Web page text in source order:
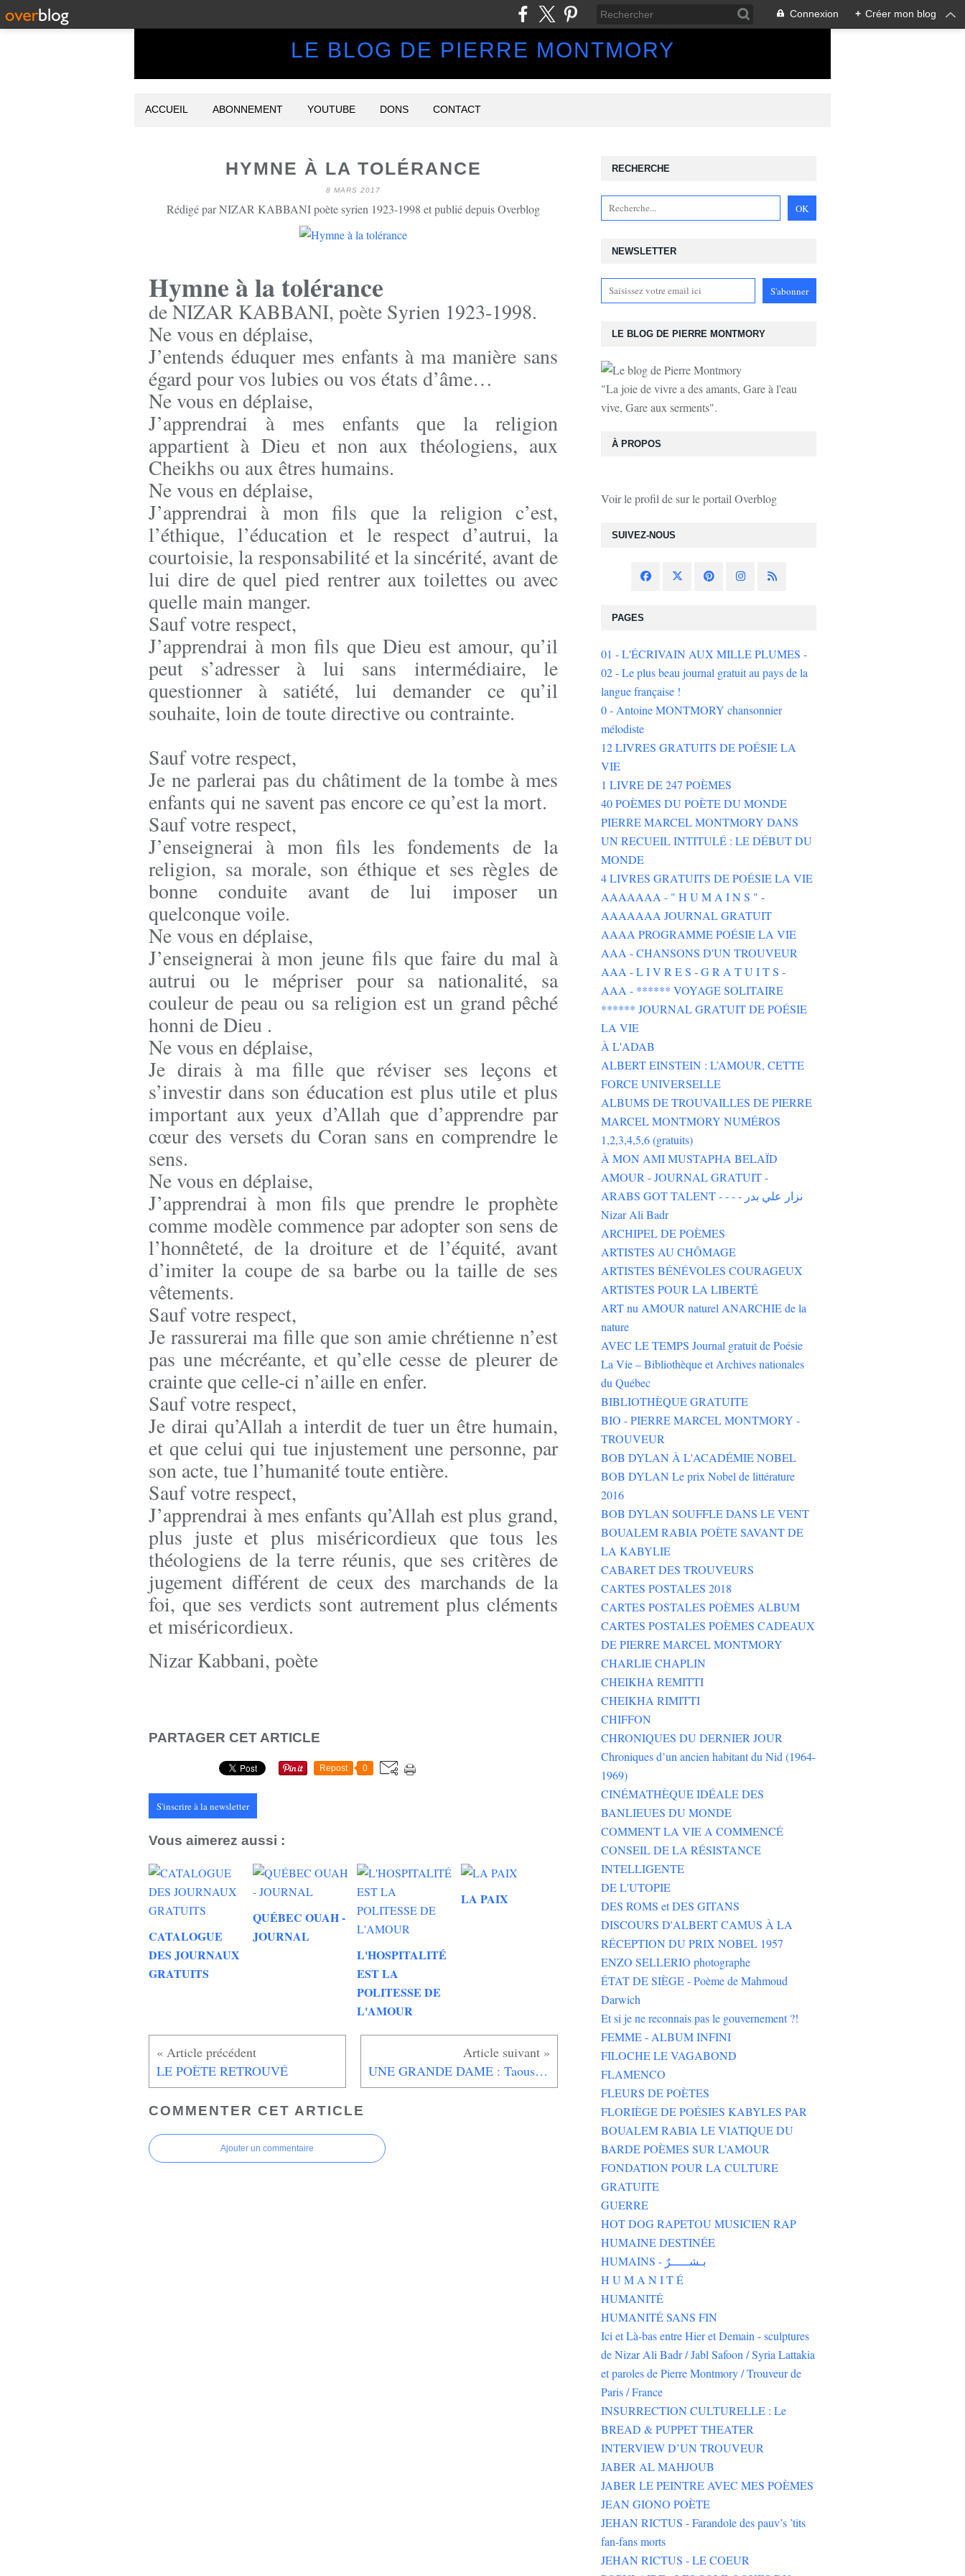
Connexion + Créer mon blog
LE BLOG DE PIERRE MONTMORY
ACCUEIL ABONNEMENT YOUTUBE DONS CONTACT
HYMNE À LA TOLÉRANCE
8 MARS 2017
Rédigé par NIZAR KABBANI poète syrien 1923-1998 et publié depuis Overblog
Hymne à la tolérance
de NIZAR KABBANI, poète Syrien 1923-1998.
Ne vous en déplaise,
J’entends éduquer mes enfants à ma manière sans
égard pour vos lubies ou vos états d’âme…
Ne vous en déplaise,
J’apprendrai à mes enfants que la religion
appartient à Dieu et non aux théologiens, aux
Cheikhs ou aux êtres humains.
Ne vous en déplaise,
J’apprendrai à mon fils que la religion c’est,
l’éthique, l’éducation et le respect d’autrui, la
courtoisie, la responsabilité et la sincérité, avant de
lui dire de quel pied rentrer aux toilettes ou avec
quelle main manger.
Sauf votre respect,
J’apprendrai à mon fils que Dieu est amour, qu’il
peut s’adresser à lui sans intermédiaire, le
questionner à satiété, lui demander ce qu’il
souhaite, loin de toute directive ou contrainte.
Sauf votre respect,
Je ne parlerai pas du châtiment de la tombe à mes
enfants qui ne savent pas encore ce qu’est la mort.
Sauf votre respect,
J’enseignerai à mon fils les fondements de la
religion, sa morale, son éthique et ses règles de
bonne conduite avant de lui imposer un
quelconque voile.
Ne vous en déplaise,
J’enseignerai à mon jeune fils que faire du mal à
autrui ou le mépriser pour sa nationalité, sa
couleur de peau ou sa religion est un grand pêché
honni de Dieu .
Ne vous en déplaise,
Je dirais à ma fille que réviser ses leçons et
s’investir dans son éducation est plus utile et plus
important aux yeux d’Allah que d’apprendre par
cœur des versets du Coran sans en comprendre le
sens.
Ne vous en déplaise,
J’apprendrai à mon fils que prendre le prophète
comme modèle commence par adopter son sens de
l’honnêteté, de la droiture et de l’équité, avant
d’imiter la coupe de sa barbe ou la taille de ses
vêtements.
Sauf votre respect,
Je rassurerai ma fille que son amie chrétienne n’est
pas une mécréante, et qu’elle cesse de pleurer de
crainte que celle-ci n’aille en enfer.
Sauf votre respect,
Je dirai qu’Allah a interdit de tuer un être humain,
et que celui qui tue injustement une personne, par
son acte, tue l’humanité toute entière.
Sauf votre respect,
J’apprendrai à mes enfants qu’Allah est plus grand,
plus juste et plus miséricordieux que tous les
théologiens de la terre réunis, que ses critères de
jugement différent de ceux des marchands de la
foi, que ses verdicts sont autrement plus cléments
et miséricordieux.
Nizar Kabbani, poète
PARTAGER CET ARTICLE
Repost 0
S'inscrire à la newsletter
Vous aimerez aussi :
CATALOGUE
DES JOURNAUX
GRATUITS
QUÉBEC OUAH -
JOURNAL
L'HOSPITALITÉ
EST LA
POLITESSE DE
L'AMOUR
LA PAIX
LE POÈTE RETROUVÉ UNE GRANDE DAME : Taous Ait Mesghat, à Alger
COMMENTER CET ARTICLE
Ajouter un commentaire
NEWSLETTER
SUIVEZ-NOUS
RECHERCHE
LE BLOG DE PIERRE MONTMORY
"La joie de vivre a des amants, Gare à l'eau
vive, Gare aux serments".
À PROPOS
Voir le profil desur le portail Overblog
PAGES
01 - L'ÉCRIVAIN AUX MILLE PLUMES -
02 - Le plus beau journal gratuit au pays de la
langue française !
0 - Antoine MONTMORY chansonnier
mélodiste
12 LIVRES GRATUITS DE POÉSIE LA
VIE
1 LIVRE DE 247 POÈMES
40 POÈMES DU POÈTE DU MONDE
PIERRE MARCEL MONTMORY DANS
UN RECUEIL INTITULÉ : LE DÉBUT DU
MONDE
4 LIVRES GRATUITS DE POÉSIE LA VIE
AAAAAAA - " H U M A I N S " -
AAAAAAA JOURNAL GRATUIT
AAAA PROGRAMME POÉSIE LA VIE
AAA - CHANSONS D'UN TROUVEUR
AAA - L I V R E S - G R A T U I T S -
AAA - ****** VOYAGE SOLITAIRE
****** JOURNAL GRATUIT DE POÉSIE
LA VIE
À L'ADAB
ALBERT EINSTEIN : L’AMOUR, CETTE
FORCE UNIVERSELLE
ALBUMS DE TROUVAILLES DE PIERRE
MARCEL MONTMORY NUMÉROS
1,2,3,4,5,6 (gratuits)
À MON AMI MUSTAPHA BELAÏD
AMOUR - JOURNAL GRATUIT -
ARABS GOT TALENT - - - - نزار علي بدر
Nizar Ali Badr
ARCHIPEL DE POÈMES
ARTISTES AU CHÔMAGE
ARTISTES BÉNÉVOLES COURAGEUX
ARTISTES POUR LA LIBERTÉ
ART nu AMOUR naturel ANARCHIE de la
nature
AVEC LE TEMPS Journal gratuit de Poésie
La Vie – Bibliothèque et Archives nationales
du Québec
BIBLIOTHÈQUE GRATUITE
BIO - PIERRE MARCEL MONTMORY -
TROUVEUR
BOB DYLAN À L'ACADÉMIE NOBEL
BOB DYLAN Le prix Nobel de littérature
2016
BOB DYLAN SOUFFLE DANS LE VENT
BOUALEM RABIA POÈTE SAVANT DE
LA KABYLIE
CABARET DES TROUVEURS
CARTES POSTALES 2018
CARTES POSTALES POÈMES ALBUM
CARTES POSTALES POÈMES CADEAUX
DE PIERRE MARCEL MONTMORY
CHARLIE CHAPLIN
CHEIKHA REMITTI
CHEIKHA RIMITTI
CHIFFON
CHRONIQUES DU DERNIER JOUR
Chroniques d’un ancien habitant du Nid (1964-
1969)
CINÉMATHÈQUE IDÉALE DES
BANLIEUES DU MONDE
COMMENT LA VIE A COMMENCÉ
CONSEIL DE LA RÉSISTANCE
INTELLIGENTE
DE L'UTOPIE
DES ROMS et DES GITANS
DISCOURS D'ALBERT CAMUS À LA
RÉCEPTION DU PRIX NOBEL 1957
ENZO SELLERIO photographe
ÉTAT DE SIÈGE - Poème de Mahmoud
Darwich
Et si je ne reconnais pas le gouvernement ?!
FEMME - ALBUM INFINI
FILOCHE LE VAGABOND
FLAMENCO
FLEURS DE POÈTES
FLORIÈGE DE POÉSIES KABYLES PAR
BOUALEM RABIA LE VIATIQUE DU
BARDE POÈMES SUR L’AMOUR
FONDATION POUR LA CULTURE
GRATUITE
GUERRE
HOT DOG RAPETOU MUSICIEN RAP
HUMAINE DESTINÉE
HUMAINS - بـشـــــرٌ
H U M A N I T É
HUMANITÉ
HUMANITÉ SANS FIN
Ici et Là-bas entre Hier et Demain - sculptures
de Nizar Ali Badr / Jabl Safoon / Syria Lattakia
et paroles de Pierre Montmory / Trouveur de
Paris / France
INSURRECTION CULTURELLE : Le
BREAD & PUPPET THEATER
INTERVIEW D’UN TROUVEUR
JABER AL MAHJOUB
JABER LE PEINTRE AVEC MES POÈMES
JEAN GIONO POÈTE
JEHAN RICTUS - Farandole des pauv’s ’tits
fan-fans morts
JEHAN RICTUS - LE COEUR